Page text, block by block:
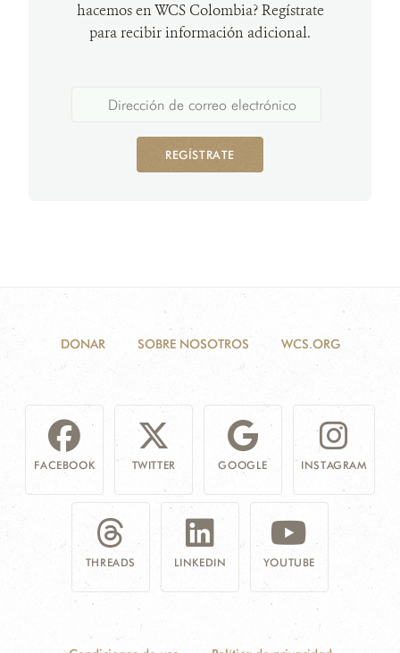
hacemos en WCS Colombia? Regístrate
para recibir información adicional.
REGÍSTRATE
DONAR SOBRE NOSOTROS WCS.ORG
FACEBOOK TWITTER GOOGLE INSTAGRAM
THREADS LINKEDIN YOUTUBE